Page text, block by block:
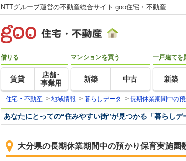
NTTグループ運営の不動産総合サイト goo住宅・不動産
借りる
賃貸
店舗･
事業用
マンションを買う
新築 中古
一戸建てを
新築
住宅・不動産 > 地域情報 > 暮らしデータ > 長期休業期間中の
あなたにとっての“住みやすい街”が見つかる「暮らしデ
大分県の長期休業期間中の預かり保育実施園